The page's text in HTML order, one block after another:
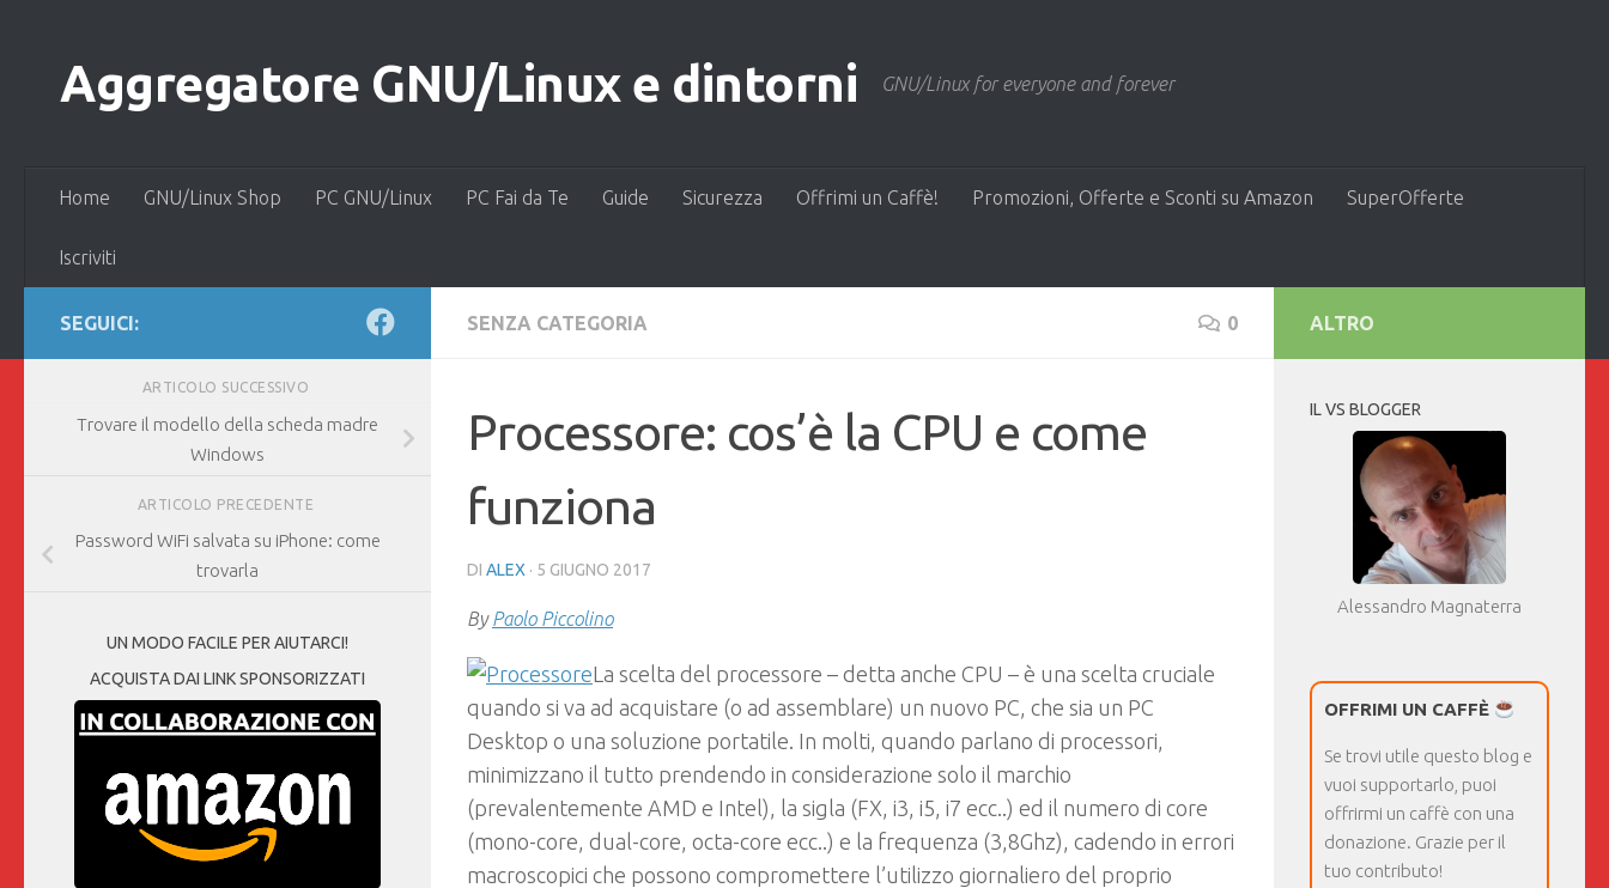
Aggregatore GNU/Linux e dintorni GNU/Linux for everyone and forever
Home GNU/Linux Shop PC GNU/Linux PC Fai da Te Guide Sicurezza Offrimi un Caffè! Promozioni, Offerte e Sconti su Amazon SuperOfferte
Iscriviti
SENZA CATEGORIA 0
Processore: cos’è la CPU e come
funziona
DI ALEX · 5 GIUGNO 2017
ByPaolo Piccolino
La scelta del processore – detta anche CPU – è una scelta cruciale
quando si va ad acquistare (o ad assemblare) un nuovo PC, che sia un PC
Desktop o una soluzione portatile. In molti, quando parlano di processori,
minimizzano il tutto prendendo in considerazione solo il marchio
(prevalentemente AMD e Intel), la sigla (FX, i3, i5, i7 ecc..) ed il numero di core
(mono-core, dual-core, octa-core ecc..) e la frequenza (3,8Ghz), cadendo in errori
macroscopici che possono compromettere l’utilizzo giornaliero del proprio
SEGUICI:
ARTICOLO SUCCESSIVO
Trovare il modello della scheda madre
Windows
ARTICOLO PRECEDENTE
Password WiFi salvata su iPhone: come
trovarla
UN MODO FACILE PER AIUTARCI!
ACQUISTA DAI LINK SPONSORIZZATI
ALTRO
IL VS BLOGGER
Alessandro Magnaterra
OFFRIMI UN CAFFÈ
Se trovi utile questo blog e
vuoi supportarlo, puoi
offrirmi un caffè con una
donazione. Grazie per il
tuo contributo!